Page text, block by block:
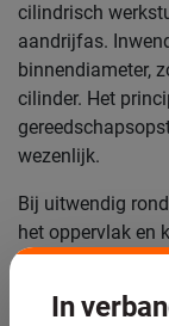
cilindrisch
aandrijfas.
binnendiameter,
cilinder. Het
wezenlijk.
Bij uitwendig
het oppervlak en
bewerkt. Bij
boring passen,
Kleinere
In